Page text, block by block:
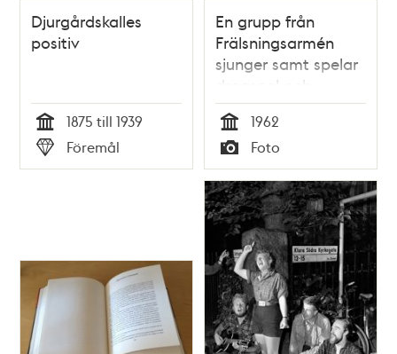
Djurgårdskalles
positiv
Tid
1875 till 1939
Typ
Föremål
En grupp från
Frälsningsarmén
sjunger samt spelar
dragspel och
mandolin på gatan
Tid
1962
Typ
Foto